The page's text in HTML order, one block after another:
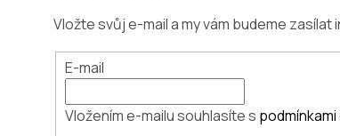
Vložte svůj e-mail a my vám budeme
E-mail
Vložením e-mailu souhlasíte s